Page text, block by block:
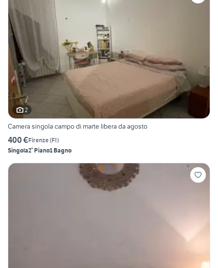
2
Camera singola campo di marte libera da agosto
400 €Firenze(FI)
Singola2° Piano1 Bagno